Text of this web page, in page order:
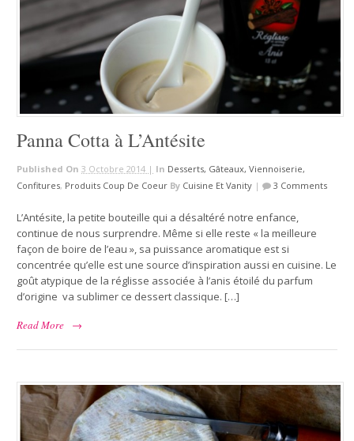
Panna Cotta à L’Antésite
Published On3 Octobre 2014 | In Desserts, Gâteaux, Viennoiserie,
Confitures, Produits Coup De Coeur By Cuisine Et Vanity | 3 Comments
L’Antésite, la petite bouteille qui a désaltéré notre enfance,
continue de nous surprendre. Même si elle reste « la meilleure
façon de boire de l’eau », sa puissance aromatique est si
concentrée qu’elle est une source d’inspiration aussi en cuisine. Le
goût atypique de la réglisse associée à l’anis étoilé du parfum
d’origine va sublimer ce dessert classique. […]
Read More
→